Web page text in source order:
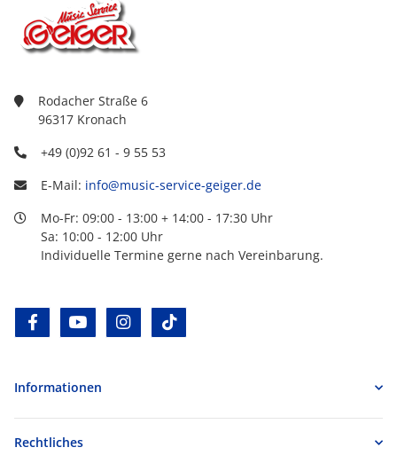
Rodacher Straße 6
96317 Kronach
+49 (0)92 61 - 9 55 53
E-Mail: info@music-service-geiger.de
Mo-Fr: 09:00 - 13:00 + 14:00 - 17:30 Uhr
Sa: 10:00 - 12:00 Uhr
Individuelle Termine gerne nach Vereinbarung.
facebookyoutube instagram
Informationen
Rechtliches